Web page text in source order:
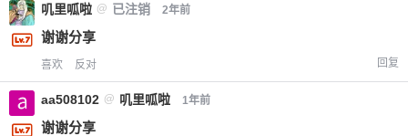
叽里呱啦 @ 已注销 2年前
谢谢分享
喜欢 反对 回复
aa508102 @ 叽里呱啦 1年前
谢谢分享